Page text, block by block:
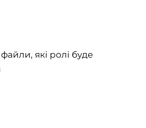
які ролі буде